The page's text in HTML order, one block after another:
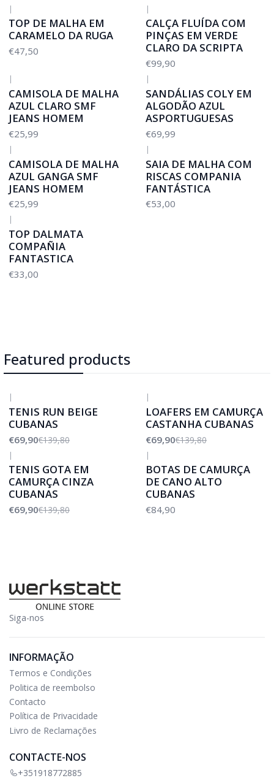
|
TOP DE MALHA EM
CARAMELO DA RUGA
€47,50
|
CALÇA FLUÍDA COM
PINÇAS EM VERDE
CLARO DA SCRIPTA
€99,90
|
CAMISOLA DE MALHA
AZUL CLARO SMF
JEANS HOMEM
€25,99
|
SANDÁLIAS COLY EM
ALGODÃO AZUL
ASPORTUGUESAS
€69,99
|
CAMISOLA DE MALHA
AZUL GANGA SMF
JEANS HOMEM
€25,99
|
SAIA DE MALHA COM
RISCAS COMPANIA
FANTÁSTICA
€53,00
|
TOP DALMATA
COMPAÑIA
FANTASTICA
€33,00
Featured products
|
TENIS RUN BEIGE
CUBANAS
€69,90€139,80
|
LOAFERS EM CAMURÇA
CASTANHA CUBANAS
€69,90€139,80
|
TENIS GOTA EM
CAMURÇA CINZA
CUBANAS
€69,90€139,80
|
BOTAS DE CAMURÇA
DE CANO ALTO
CUBANAS
€84,90
Siga-nos
INFORMAÇÃO
Termos e Condições
Politica de reembolso
Contacto
Política de Privacidade
Livro de Reclamações
CONTACTE-NOS
+351918772885